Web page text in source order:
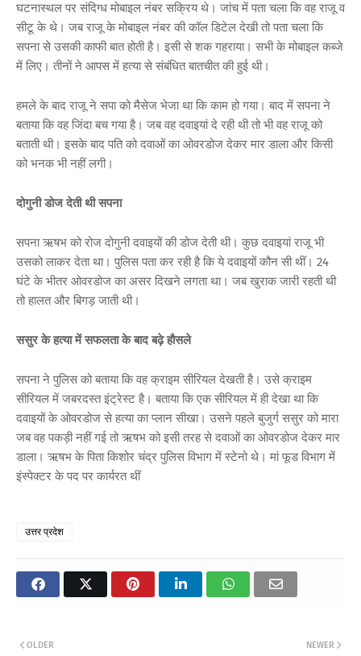
घटनास्थल पर संदिग्ध मोबाइल नंबर सक्रिय थे। जांच में पता चला कि वह राजू व
सीटू के थे। जब राजू के मोबाइल नंबर की कॉल डिटेल देखी तो पता चला कि
सपना से उसकी काफी बात होती है। इसी से शक गहराया। सभी के मोबाइल कब्जे
में लिए। तीनों ने आपस में हत्या से संबंधित बातचीत की हुई थी।
हमले के बाद राजू ने सपा को मैसेज भेजा था कि काम हो गया। बाद में सपना ने
बताया कि वह जिंदा बच गया है। जब वह दवाइयां दे रही थी तो भी वह राजू को
बताती थी। इसके बाद पति को दवाओं का ओवरडोज देकर मार डाला और किसी
को भनक भी नहीं लगी।
दोगुनी डोज देती थी सपना
सपना ऋषभ को रोज दोगुनी दवाइयों की डोज देती थी। कुछ दवाइयां राजू भी
उसको लाकर देता था। पुलिस पता कर रही है कि ये दवाइयों कौन सी थीं। 24
घंटे के भीतर ओवरडोज का असर दिखने लगता था। जब खुराक जारी रहती थी
तो हालत और बिगड़ जाती थी।
ससुर के हत्या में सफलता के बाद बढ़े हौसले
सपना ने पुलिस को बताया कि वह क्राइम सीरियल देखती है। उसे क्राइम
सीरियल में जबरदस्त इंट्रेस्ट है। बताया कि एक सीरियल में ही देखा था कि
दवाइयों के ओवरडोज से हत्या का प्लान सीखा। उसने पहले बुजुर्ग ससुर को मारा
जब वह पकड़ी नहीं गई तो ऋषभ को इसी तरह से दवाओं का ओवरडोज देकर मार
डाला। ऋषभ के पिता किशोर चंद्र पुलिस विभाग में स्टेनो थे। मां फूड विभाग में
इंस्पेक्टर के पद पर कार्यरत थीं
उत्तर प्रदेश
NEWER
OLDER